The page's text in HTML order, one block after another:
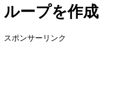
ループを作成
スポンサーリンク